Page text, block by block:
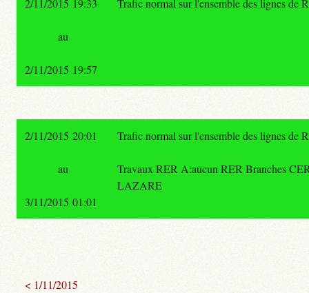
2/11/2015 19:33 Trafic normal sur l'ensemble des lignes de
au
2/11/2015 19:57
2/11/2015 20:01 Trafic normal sur l'ensemble des lignes de
Travaux RER A:aucun RER Branches
LAZARE
au
3/11/2015 01:01
< 1/11/2015